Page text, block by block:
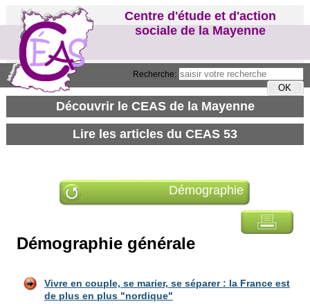
Recherche:
Centre d'étude et d'action
sociale de la Mayenne
Démographie
Démographie générale
Vivre en couple, se marier, se séparer : la France est
de plus en plus "nordique"